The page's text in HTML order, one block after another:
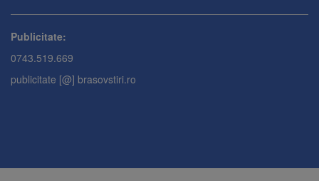
Publicitate:
0743.519.669
publicitate [@] brasovstiri.ro